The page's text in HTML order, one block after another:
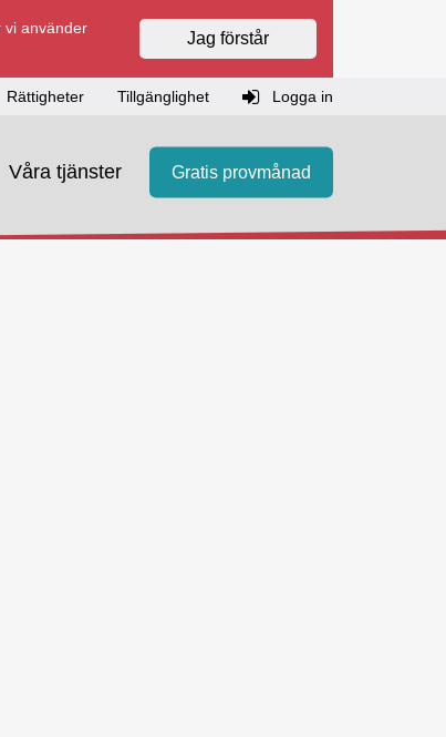
vi använder
Jag förstår
Rättigheter Tillgänglighet Logga in
Våra tjänster Gratis provmånad